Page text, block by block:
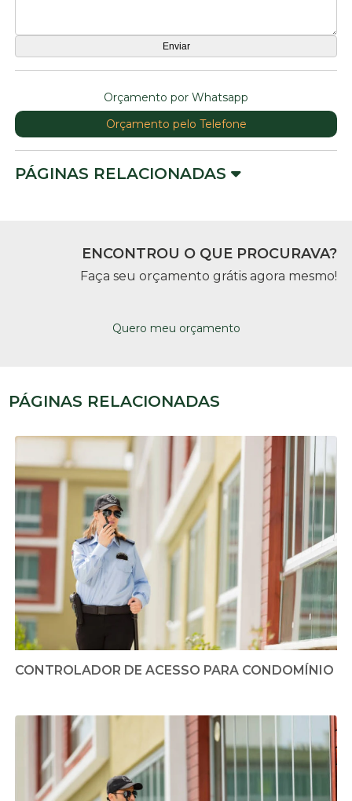
Orçamento por Whatsapp
Orçamento pelo Telefone
PÁGINAS RELACIONADAS
ENCONTROU O QUE PROCURAVA?
Faça seu orçamento grátis agora mesmo!
Quero meu orçamento
PÁGINAS RELACIONADAS
CONTROLADOR DE ACESSO PARA CONDOMÍNIO